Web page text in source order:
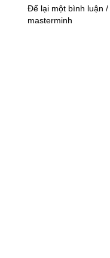
Để lại một bình luận /
masterminh